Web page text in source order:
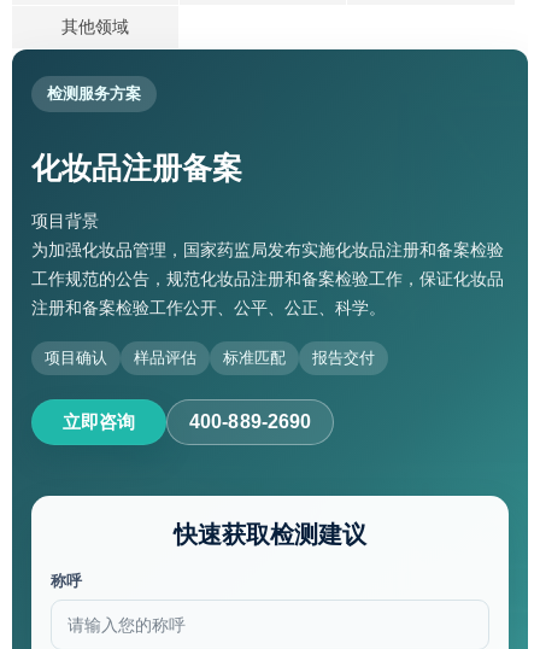
其他领域
检测服务方案
化妆品注册备案
项目背景
为加强化妆品管理，国家药监局发布实施化妆品注册和备案检验
工作规范的公告，规范化妆品注册和备案检验工作，保证化妆品
注册和备案检验工作公开、公平、公正、科学。
项目确认 样品评估 标准匹配 报告交付
立即咨询 400-889-2690
快速获取检测建议
称呼